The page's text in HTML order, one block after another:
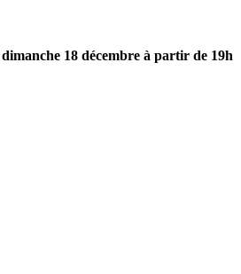
18 décembre à partir de 19h